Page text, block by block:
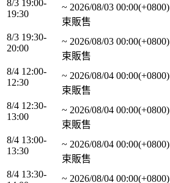
8/3 19:00-
19:30
~ 2026/08/03 00:00(+0800)
束販售
8/3 19:30-
20:00
~ 2026/08/03 00:00(+0800)
束販售
8/4 12:00-
12:30
~ 2026/08/04 00:00(+0800)
束販售
8/4 12:30-
13:00
~ 2026/08/04 00:00(+0800)
束販售
8/4 13:00-
13:30
~ 2026/08/04 00:00(+0800)
束販售
8/4 13:30-
~ 2026/08/04 00:00(+0800)